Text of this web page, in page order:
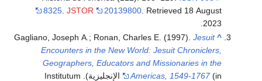
8325 .JSTOR 20139800 . Retrieved 18 August
2023
^
Gagliano, Joseph A.; Ronan, Charles E. (1997).Jesuit
Encounters in the New World: Jesuit Chroniclers,
Geographers, Educators and Missionaries in the
Americas, 1549-1767
(in الإنجليزية). Institutum